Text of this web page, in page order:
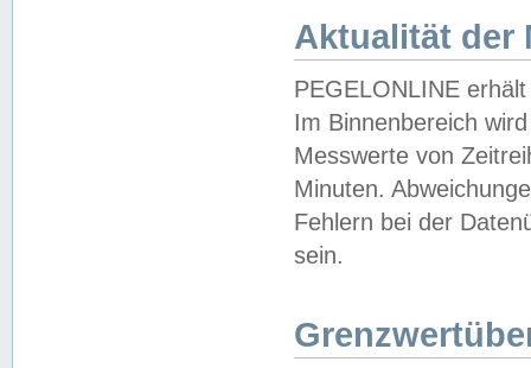
Aktualität der
PEGELONLINE
Im Binnenbereich
Messwerte von
Minuten.
Fehlern bei der
sein.